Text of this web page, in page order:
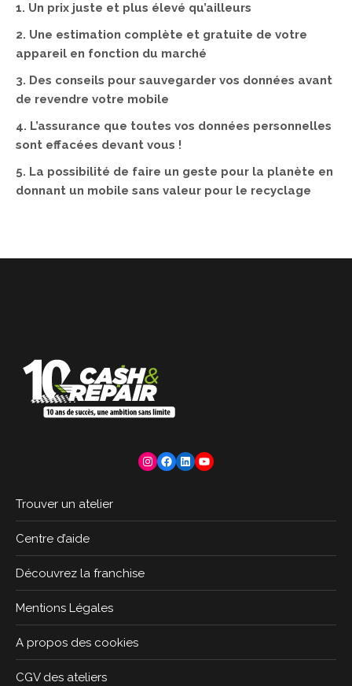
1. Un prix juste et plus élevé qu’ailleurs
2. Une estimation complète et gratuite de votre
appareil en fonction du marché
3. Des conseils pour sauvegarder vos données avant
de revendre votre mobile
4. L’assurance que toutes vos données personnelles
sont effacées devant vous !
5. La possibilité de faire un geste pour la planète en
donnant un mobile sans valeur pour le recyclage
Instagram
Facebook
LinkedIn
YouTube
Trouver un atelier
Centre d’aide
Découvrez la franchise
Mentions Légales
A propos des cookies
CGV des ateliers